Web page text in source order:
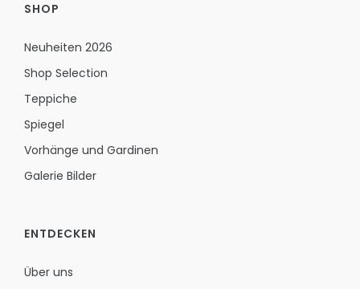
SHOP
Neuheiten 2026
Shop Selection
Teppiche
Spiegel
Vorhänge und Gardinen
Galerie Bilder
ENTDECKEN
Über uns